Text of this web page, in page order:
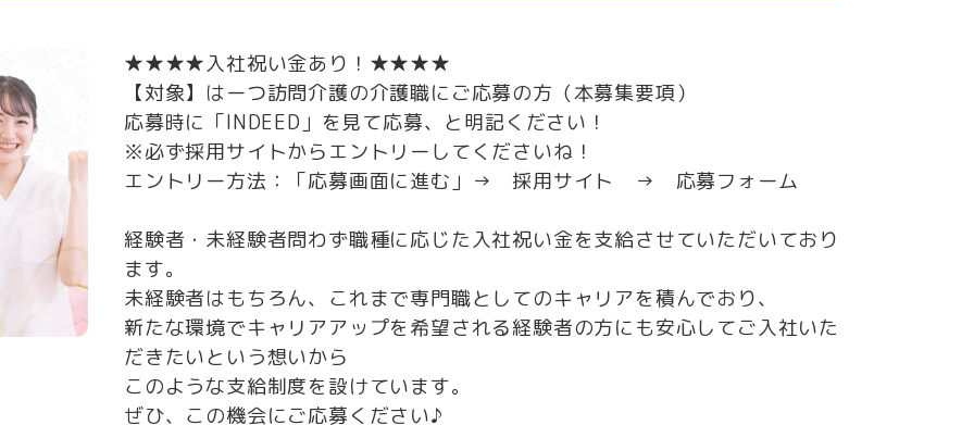
★★★★入社祝い金あり！★★★★
【対象】はーつ訪問介護の介護職にご応募の方（本募集要項）
応募時に「INDEED」を見て応募、と明記ください！
※必ず採用サイトからエントリーしてくださいね！
エントリー方法：「応募画面に進む」→ 採用サイト → 応募フォーム
経験者・未経験者問わず職種に応じた入社祝い金を支給させていただいており
ます。
未経験者はもちろん、これまで専門職としてのキャリアを積んでおり、
新たな環境でキャリアアップを希望される経験者の方にも安心してご入社いた
だきたいという想いから
このような支給制度を設けています。
ぜひ、この機会にご応募ください♪